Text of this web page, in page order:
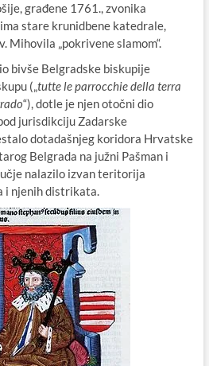
građene 1761., zvonika
stare krunidbene katedrale,
Mihovila „pokrivene slamom“.
bivše Belgradske biskupije
(„tutte le parrocchie della terra
“), dotle je njen otočni dio
jurisdikciju Zadarske
dotadašnjeg koridora Hrvatske
Belgrada na južni Pašman i
nalazilo izvan teritorija
i njenih distrikata.